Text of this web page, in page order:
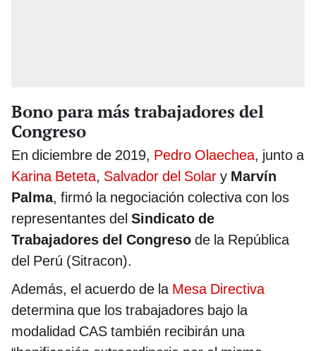
Bono para más trabajadores del
Congreso
En diciembre de 2019, Pedro Olaechea, junto a
Karina Beteta, Salvador del Solar y Marvín
Palma, firmó la negociación colectiva con los
representantes del Sindicato de
Trabajadores del Congreso de la República
del Perú (Sitracon).
Además, el acuerdo de la Mesa Directiva
determina que los trabajadores bajo la
modalidad CAS también recibirán una